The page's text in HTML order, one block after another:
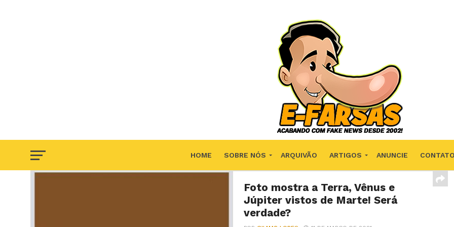
HOME SOBRE NÓS ARQUIVÃO ARTIGOS ANUNCIE CONTATO
Foto mostra a Terra, Vênus e
Júpiter vistos de Marte! Será
verdade?